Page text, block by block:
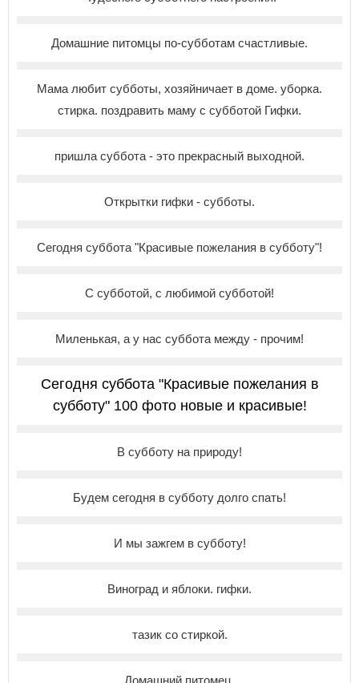
Домашние питомцы по-субботам счастливые.
Мама любит субботы, хозяйничает в доме. уборка.
стирка. поздравить маму с субботой Гифки.
пришла суббота - это прекрасный выходной.
Открытки гифки - субботы.
Сегодня суббота "Красивые пожелания в субботу"!
С субботой, с любимой субботой!
Миленькая, а у нас суббота между - прочим!
Сегодня суббота "Красивые пожелания в
субботу" 100 фото новые и красивые!
В субботу на природу!
Будем сегодня в субботу долго спать!
И мы зажгем в субботу!
Виноград и яблоки. гифки.
тазик со стиркой.
Домашний питомец.